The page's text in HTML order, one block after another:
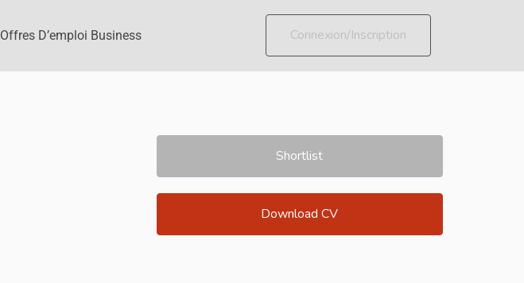
Offres D’emploi Business Connexion/Inscription
Shortlist
Download CV